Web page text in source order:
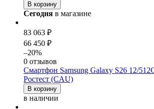
В корзину
Сегодня в магазине
83 063 ₽
66 450 ₽
–20%
0 отзывов
Смартфон Samsung Galaxy S26 12/
Ростест (CAU)
В корзину
в наличии